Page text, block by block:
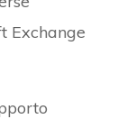
Exchange